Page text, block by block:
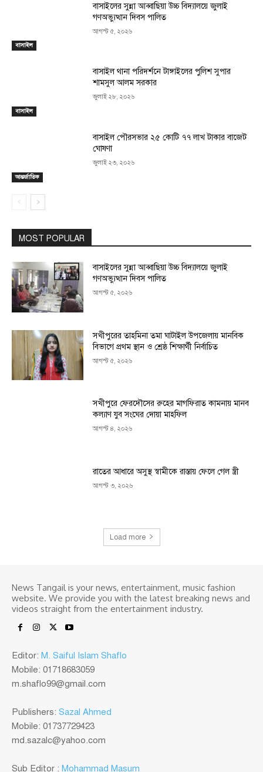
বাসাইল
বাসাইলের সুন্না আব্বাছিয়া উচ্চ বিদ্যালয়ে জুলাই
গণঅভ্যুত্থান দিবস পালিত
আগস্ট ৫, ২০২৬
বাসাইল
বাসাইল থানা পরিদর্শনে টাঙ্গাইলের পুলিশ সুপার
শামসুল আলম সরকার
জুলাই ২৮, ২০২৬
আন্তর্জাতিক
বাসাইল পৌরসভার ২৫ কোটি ৭৭ লাখ টাকার বাজেট
ঘোষণা
জুলাই ২৩, ২০২৬
MOST POPULAR
বাসাইলের সুন্না আব্বাছিয়া উচ্চ বিদ্যালয়ে জুলাই
গণঅভ্যুত্থান দিবস পালিত
আগস্ট ৫, ২০২৬
সখীপুরের তাহমিনা তমা ঘাটাইল উপজেলায় মানবিক
বিভাগে প্রথম স্থান ও শ্রেষ্ঠ শিক্ষার্থী নির্বাচিত
আগস্ট ৫, ২০২৬
সখীপুরে ফেরদৌসের রুহের মাগফিরাত কামনায় মানব
কল্যাণ যুব সংঘের দোয়া মাহফিল
আগস্ট ৪, ২০২৬
রাতের আধারে অসুস্থ স্বামীকে রাস্তায় ফেলে গেল স্ত্রী
আগস্ট ৩, ২০২৬
Load more
News Tangail is your news, entertainment, music fashion
website. We provide you with the latest breaking news and
videos straight from the entertainment industry.
Editor: M. Saiful Islam Shaflo
Mobile: 01718683059
m.shaflo99@gmail.com
Publishers: Sazal Ahmed
Mobile: 01737729423
md.sazalc@yahoo.com
Sub Editor : Mohammad Masum